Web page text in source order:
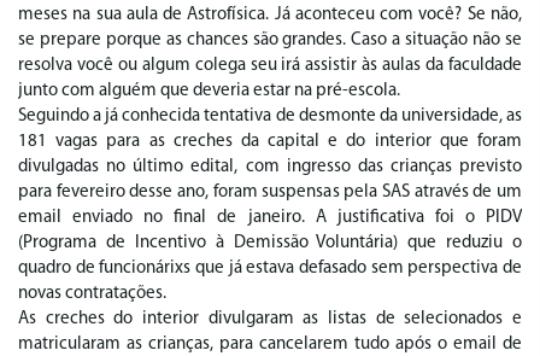
meses na sua aula de Astrofísica. Já aconteceu com você? Se não,
se prepare porque as chances são grandes. Caso a situação não se
resolva você ou algum colega seu irá assistir às aulas da faculdade
junto com alguém que deveria estar na pré-escola.
Seguindo a já conhecida tentativa de desmonte da universidade, as
181 vagas para as creches da capital e do interior que foram
divulgadas no último edital, com ingresso das crianças previsto
para fevereiro desse ano, foram suspensas pela SAS através de um
email enviado no final de janeiro. A justificativa foi o PIDV
(Programa de Incentivo à Demissão Voluntária) que reduziu o
quadro de funcionárixs que já estava defasado sem perspectiva de
novas contratações.
As creches do interior divulgaram as listas de selecionados e
matricularam as crianças, para cancelarem tudo após o email de